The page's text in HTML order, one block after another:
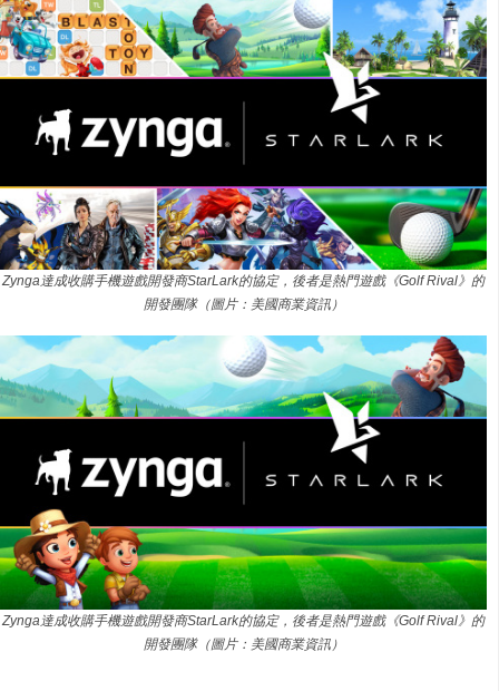
Zynga達成收購手機遊戲開發商StarLark的協定，後者是熱門遊戲《Golf Rival》的
開發團隊（圖片：美國商業資訊）
Zynga達成收購手機遊戲開發商StarLark的協定，後者是熱門遊戲《Golf Rival》的
開發團隊（圖片：美國商業資訊）